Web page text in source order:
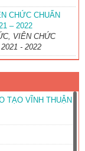
CHỨC CHUẨN
– 2022
VIÊN CHỨC
- 2022
TẠO VĨNH THUẬN